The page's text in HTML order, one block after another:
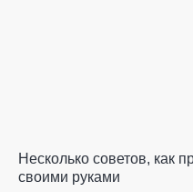
Несколько советов, как
своими руками